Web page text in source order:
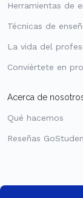
Herramientas de
Técnicas de
La vida del
Conviértete en
Acerca de
Qué hacemos
Reseñas